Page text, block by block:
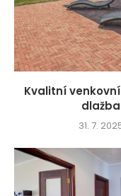
Kvalitní
dlažba
31. 7.